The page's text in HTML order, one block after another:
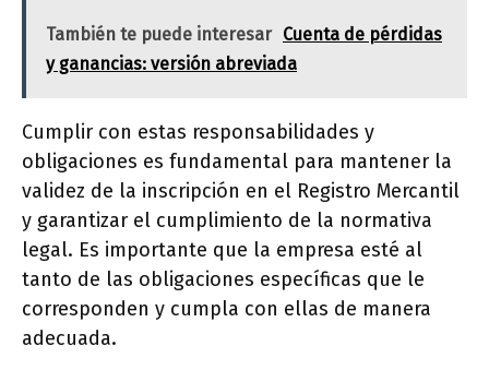
También te puede interesar Cuenta de pérdidas
y ganancias: versión abreviada
Cumplir con estas responsabilidades y
obligaciones es fundamental para mantener la
validez de la inscripción en el Registro Mercantil
y garantizar el cumplimiento de la normativa
legal. Es importante que la empresa esté al
tanto de las obligaciones específicas que le
corresponden y cumpla con ellas de manera
adecuada.